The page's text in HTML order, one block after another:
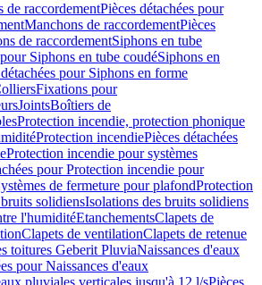
de raccordementPièces détachées pour
Manchons de raccordementPièces
de raccordementSiphons en tube
Siphons en tube coudéSiphons en
pour Siphons en forme
Fixations pour
JointsBoîtiers de
Protection incendie, protection phonique
Protection incendiePièces détachées
Protection incendie pour systèmes
pour Protection incendie pour
de fermeture pour plafondProtection
solidiensIsolations des bruits solidiens
l'humiditéEtanchementsClapets de
Clapets de ventilationClapets de retenue
toitures Geberit PluviaNaissances d'eaux
pour Naissances d'eaux
pluviales verticales jusqu'à 12 l/sPièces